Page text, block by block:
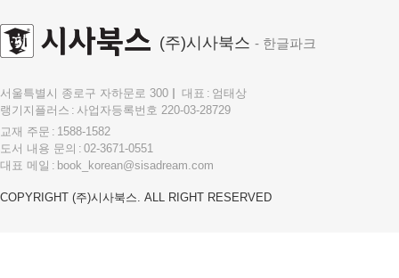
(주)시사북스 - 한글파크
서울특별시 종로구 자하문로 300 대표
엄태상
랭기지플러스
사업자등록번호 220-03-28729
교재 주문
1588-1582
도서 내용 문의
02-3671-0551
대표 메일
book_korean@sisadream.com
COPYRIGHT (주)시사북스. ALL RIGHT RESERVED